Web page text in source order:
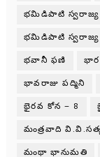
భమిడిపాటి
భమిడిపాటి
భవానీ ఫణి
భావరాజు పద్మిని
భైరవ కోన – 8
మంత్రవాది
మంథా భానుమతి